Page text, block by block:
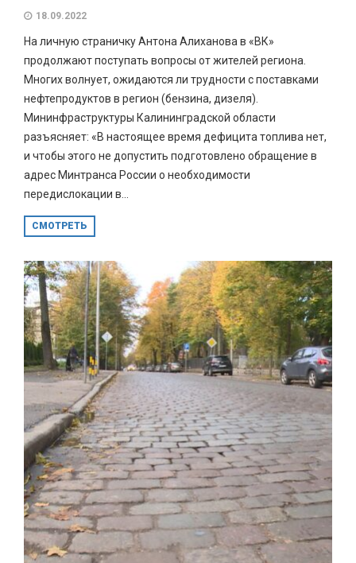
18.09.2022
На личную страничку Антона Алиханова в «ВК»
продолжают поступать вопросы от жителей региона.
Многих волнует, ожидаются ли трудности с поставками
нефтепродуктов в регион (бензина, дизеля).
Мининфраструктуры Калининградской области
разъясняет: «В настоящее время дефицита топлива нет,
и чтобы этого не допустить подготовлено обращение в
адрес Минтранса России о необходимости
передислокации в...
СМОТРЕТЬ